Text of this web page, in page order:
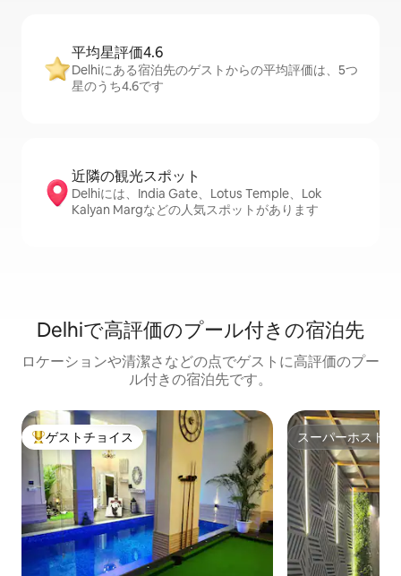
平均星評価4.6
Delhiにある宿泊先のゲストからの平均評価は、5つ
星のうち4.6です
近隣の観光ス⁠ポ⁠ッ⁠ト
Delhiには、India Gate、Lotus Temple、Lok
Kalyan Margなどの人気スポットがあります
Delhiで高評価のプール付きの宿泊先
ロケーションや清潔さなどの点でゲストに高評価のプー
ル付きの宿泊先です。
大好評のゲストチョイスです。
ゲストチョイス スーパーホスト
スーパーホスト